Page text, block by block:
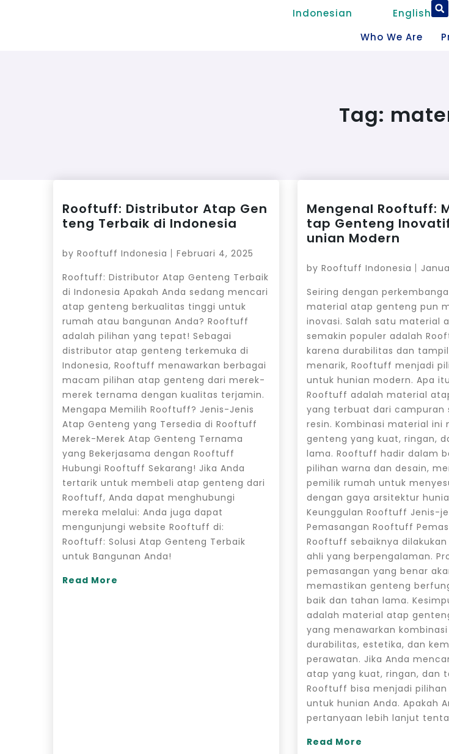
Indonesian
English
Who We Are
Tag:
Rooftuff: Distributor Atap Gen
teng Terbaik di Indonesia
by Rooftuff Indonesia
Februari 4, 2025
Rooftuff: Distributor Atap Genteng Terbaik
di Indonesia Apakah Anda sedang mencari
atap genteng berkualitas tinggi untuk
rumah atau bangunan Anda? Rooftuff
adalah pilihan yang tepat! Sebagai
distributor atap genteng terkemuka di
Indonesia, Rooftuff menawarkan berbagai
macam pilihan atap genteng dari merek-
merek ternama dengan kualitas terjamin.
Mengapa Memilih Rooftuff? Jenis-Jenis
Atap Genteng yang Tersedia di Rooftuff
Merek-Merek Atap Genteng Ternama
yang Bekerjasama dengan Rooftuff
Hubungi Rooftuff Sekarang! Jika Anda
tertarik untuk membeli atap genteng dari
Rooftuff, Anda dapat menghubungi
mereka melalui: Anda juga dapat
mengunjungi website Rooftuff di:
Rooftuff: Solusi Atap Genteng Terbaik
untuk Bangunan Anda!
Read More
Mengenal Rooftuff:
tap Genteng
unian Modern
by Rooftuff Indonesia
Seiring dengan
material atap genteng pun
inovasi. Salah satu material
semakin populer adalah
karena durabilitas dan
menarik, Rooftuff menjadi
untuk hunian modern. Apa
Rooftuff adalah material
yang terbuat dari campuran
resin. Kombinasi material ini
genteng yang kuat, ringan,
lama. Rooftuff hadir dalam
pilihan warna dan desain,
pemilik rumah untuk
dengan gaya arsitektur
Keunggulan Rooftuff Jenis-
Pemasangan Rooftuff
Rooftuff sebaiknya
ahli yang berpengalaman.
pemasangan yang benar
memastikan genteng
baik dan tahan lama.
adalah material atap
yang menawarkan
durabilitas, estetika, dan
perawatan. Jika Anda
atap yang kuat, ringan, dan
Rooftuff bisa menjadi
untuk hunian Anda. Apakah
pertanyaan lebih lanjut
Read More